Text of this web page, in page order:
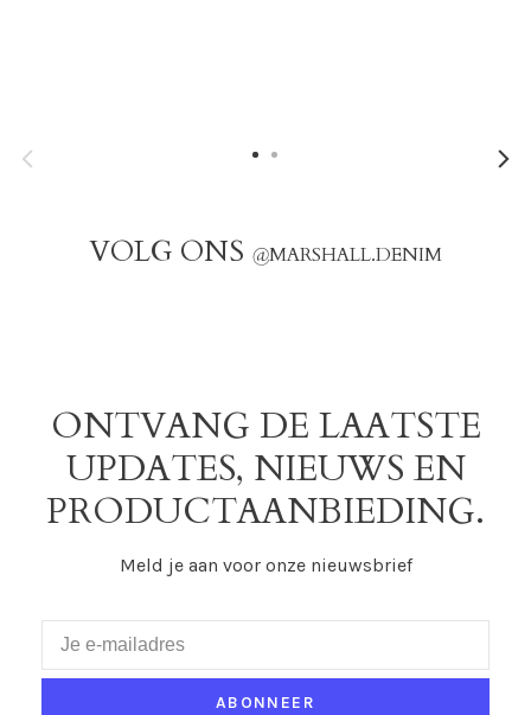
VOLG ONS @MARSHALL.DENIM
ONTVANG DE LAATSTE
UPDATES, NIEUWS EN
PRODUCTAANBIEDING.
Meld je aan voor onze nieuwsbrief
ABONNEER